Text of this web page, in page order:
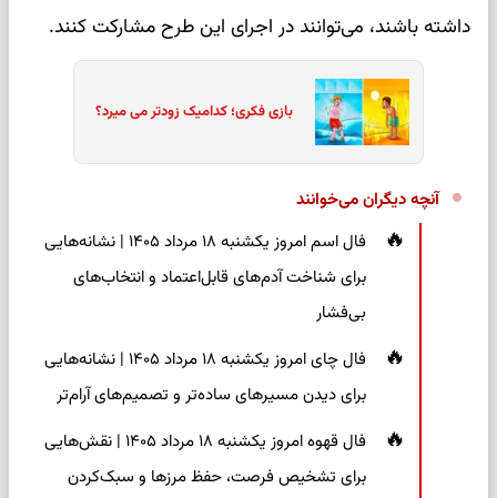
داشته باشند، می‌توانند در اجرای این طرح مشارکت کنند.
بازی فکری؛ کدامیک زودتر می میرد؟
آنچه دیگران می‌خوانند
فال اسم امروز یکشنبه ۱۸ مرداد ۱۴۰۵ | نشانه‌هایی
برای شناخت آدم‌های قابل‌اعتماد و انتخاب‌های
بی‌فشار
فال چای امروز یکشنبه ۱۸ مرداد ۱۴۰۵ | نشانه‌هایی
برای دیدن مسیرهای ساده‌تر و تصمیم‌های آرام‌تر
فال قهوه امروز یکشنبه ۱۸ مرداد ۱۴۰۵ | نقش‌هایی
برای تشخیص فرصت، حفظ مرزها و سبک‌کردن